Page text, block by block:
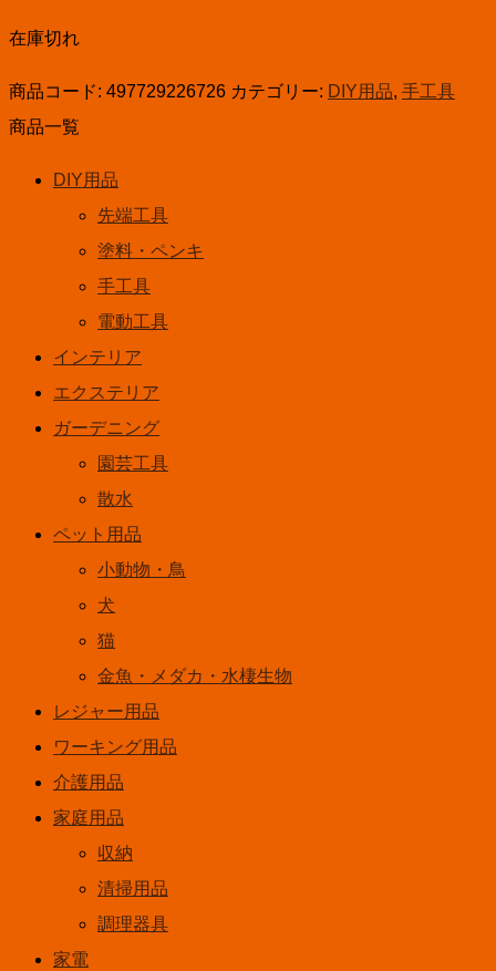
在庫切れ
商品コード: 497729226726 カテゴリー: DIY用品, 手工具
商品一覧
DIY用品
先端工具
塗料・ペンキ
手工具
電動工具
インテリア
エクステリア
ガーデニング
園芸工具
散水
ペット用品
小動物・鳥
犬
猫
金魚・メダカ・水棲生物
レジャー用品
ワーキング用品
介護用品
家庭用品
収納
清掃用品
調理器具
家電